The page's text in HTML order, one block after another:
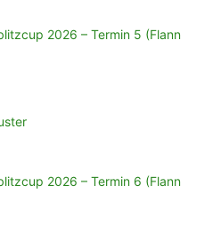
2026 – Termin 5 (Flann
2026 – Termin 6 (Flann